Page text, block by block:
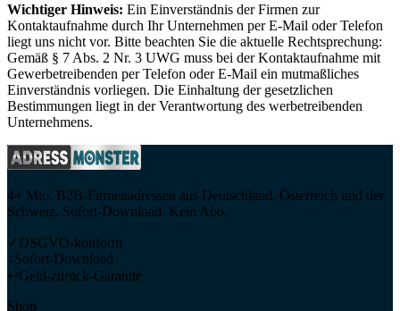
Wichtiger Hinweis: Ein Einverständnis der Firmen zur
Kontaktaufnahme durch Ihr Unternehmen per E-Mail oder Telefon
liegt uns nicht vor. Bitte beachten Sie die aktuelle Rechtsprechung:
Gemäß § 7 Abs. 2 Nr. 3 UWG muss bei der Kontaktaufnahme mit
Gewerbetreibenden per Telefon oder E-Mail ein mutmaßliches
Einverständnis vorliegen. Die Einhaltung der gesetzlichen
Bestimmungen liegt in der Verantwortung des werbetreibenden
Unternehmens.
4+ Mio. B2B-Firmenadressen aus Deutschland, Österreich und der
Schweiz. Sofort-Download. Kein Abo.
✓ DSGVO-konform
↓Sofort-Download
↩Geld-zurück-Garantie
Shop